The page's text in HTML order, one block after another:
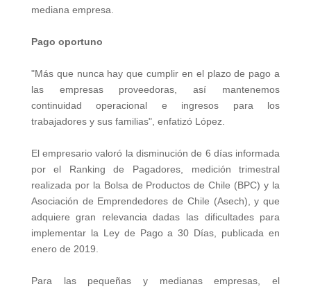
mediana empresa.
Pago oportuno
"Más que nunca hay que cumplir en el plazo de pago a
las empresas proveedoras, así mantenemos
continuidad operacional e ingresos para los
trabajadores y sus familias", enfatizó López.
El empresario valoró la disminución de 6 días informada
por el Ranking de Pagadores, medición trimestral
realizada por la Bolsa de Productos de Chile (BPC) y la
Asociación de Emprendedores de Chile (Asech), y que
adquiere gran relevancia dadas las dificultades para
implementar la Ley de Pago a 30 Días, publicada en
enero de 2019.
Para las pequeñas y medianas empresas, el